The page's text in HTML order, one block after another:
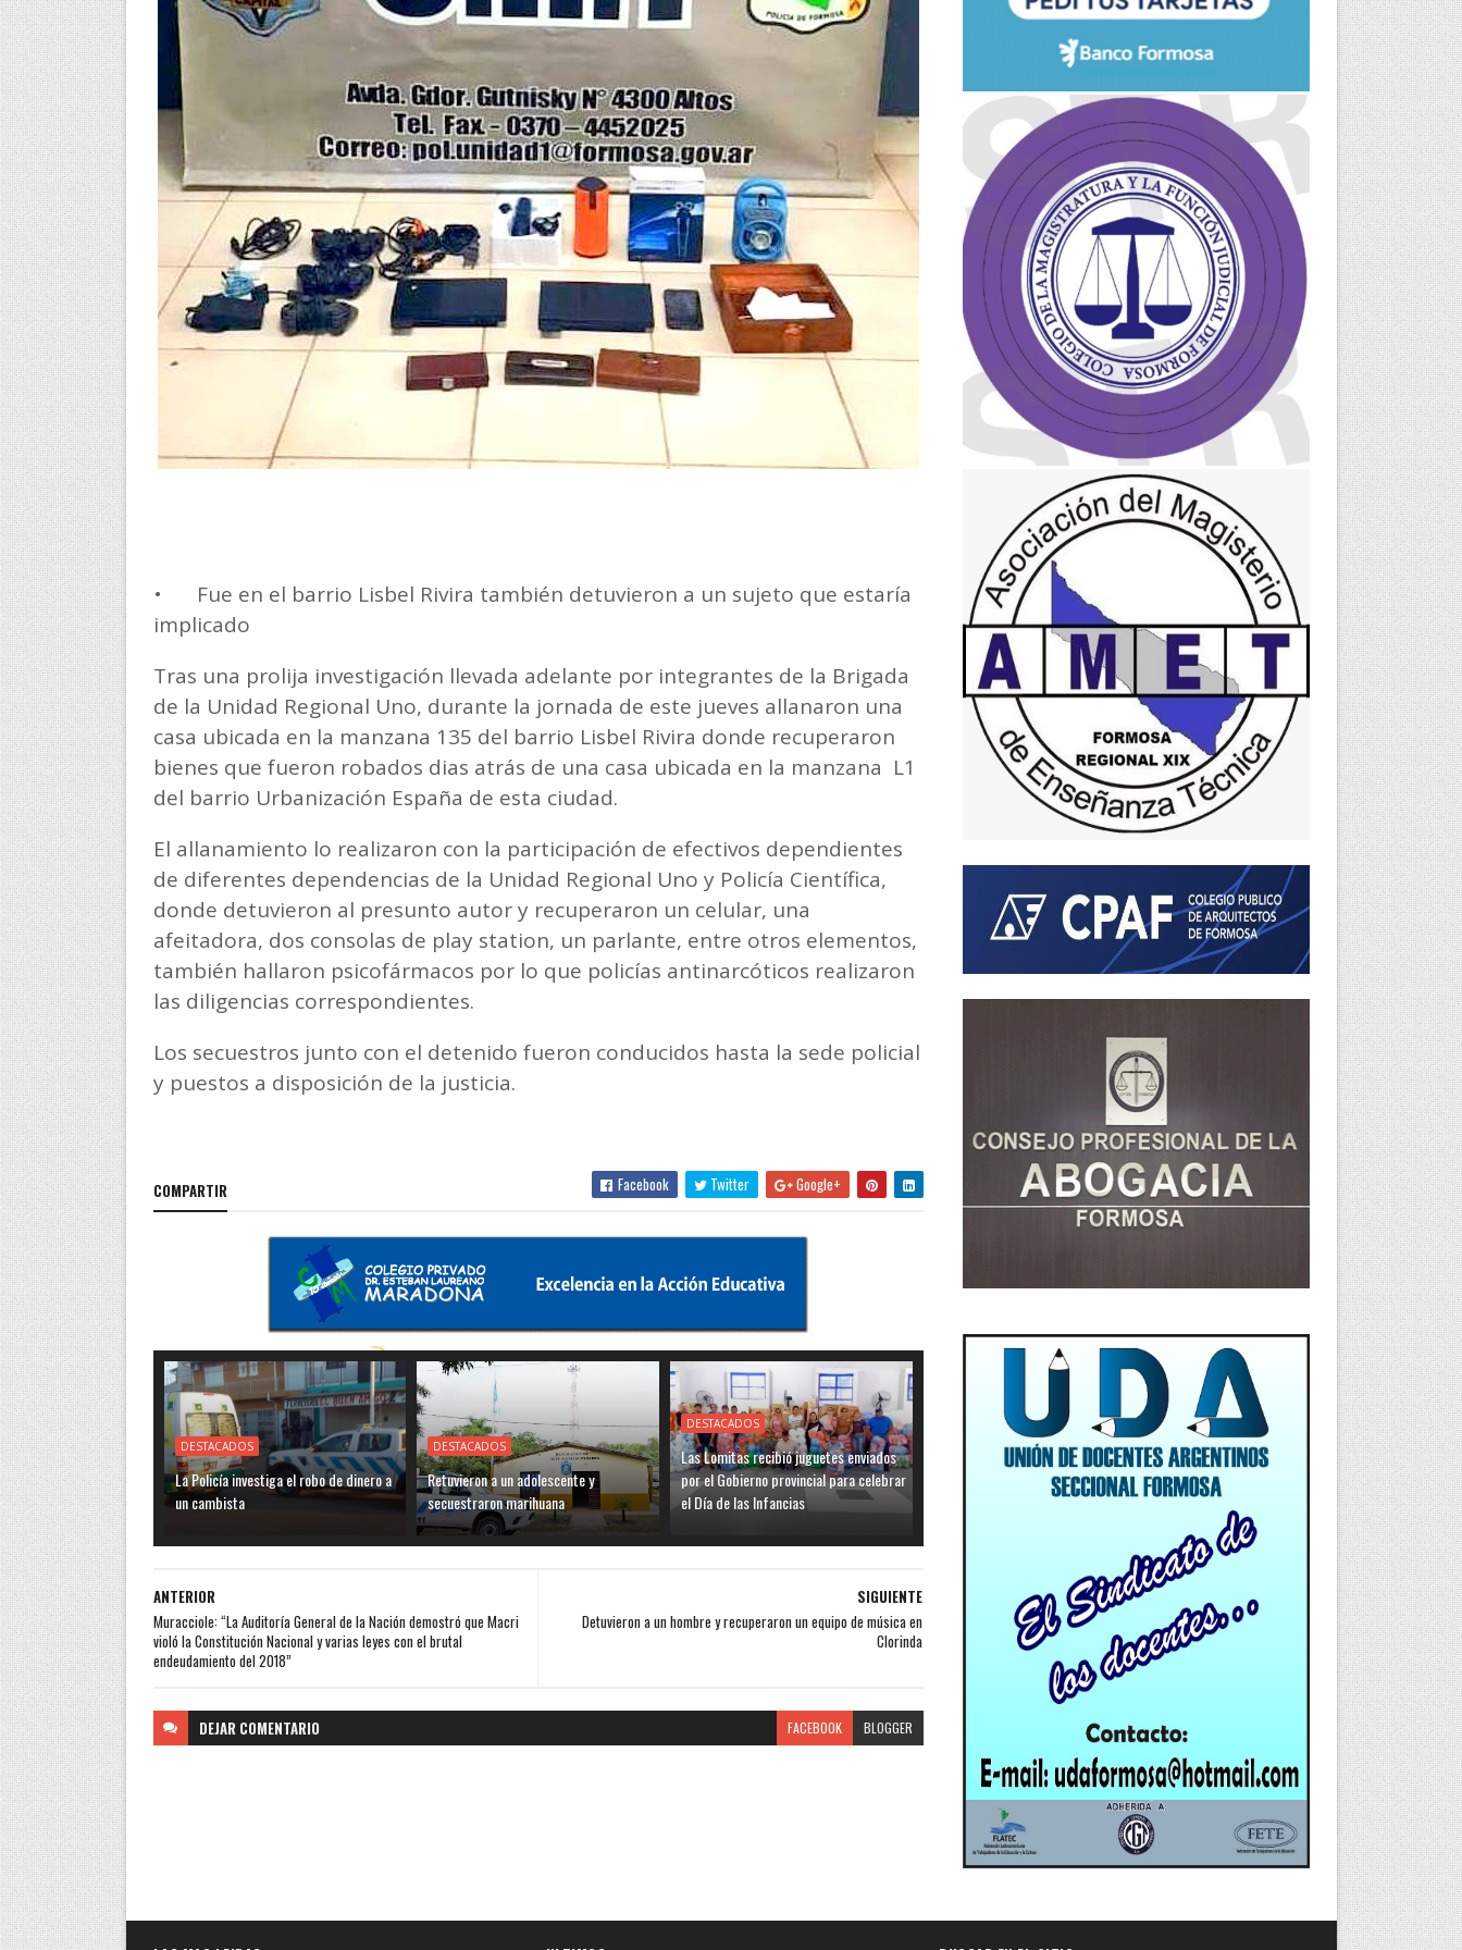
•
Fue en el barrio Lisbel Rivira también detuvieron a un sujeto que estaría
implicado
Tras una prolija investigación llevada adelante por integrantes de la Brigada
de la Unidad Regional Uno, durante la jornada de este jueves allanaron una
casa ubicada en la manzana 135 del barrio Lisbel Rivira donde recuperaron
bienes que fueron robados dias atrás de una casa ubicada en la manzana L1
del barrio Urbanización España de esta ciudad.
El allanamiento lo realizaron con la participación de efectivos dependientes
de diferentes dependencias de la Unidad Regional Uno y Policía Científica,
donde detuvieron al presunto autor y recuperaron un celular, una
afeitadora, dos consolas de play station, un parlante, entre otros elementos,
también hallaron psicofármacos por lo que policías antinarcóticos realizaron
las diligencias correspondientes.
Los secuestros junto con el detenido fueron conducidos hasta la sede policial
y puestos a disposición de la justicia.
COMPARTIR Facebook Twitter Google+
DESTACADOS
La Policía investiga el robo de dinero a
un cambista
DESTACADOS
Retuvieron a un adolescente y
secuestraron marihuana
DESTACADOS
Las Lomitas recibió juguetes enviados
por el Gobierno provincial para celebrar
el Día de las Infancias
SIGUIENTE
Detuvieron a un hombre y recuperaron un equipo de música en
Clorinda
ANTERIOR
Muracciole: “La Auditoría General de la Nación demostró que Macri
violó la Constitución Nacional y varias leyes con el brutal
endeudamiento del 2018”
DEJAR COMENTARIO FACEBOOK BLOGGER